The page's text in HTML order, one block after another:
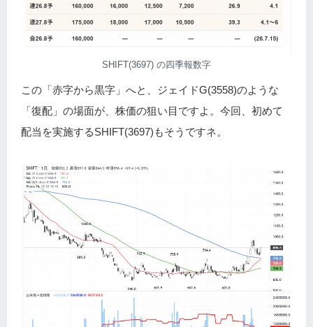
SHIFT(3697) の四季報数字
この「赤字から黒字」へと、ジェイドG(3558)のような
「復配」の場面が、株価の狙い目ですよ。今回、初めて
配当を実施するSHIFT(3697)もそうですネ。